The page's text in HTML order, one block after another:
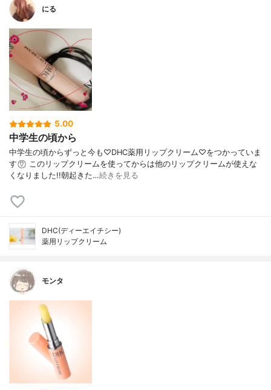
にる
5.00
中学生の頃から
中学生の頃からずっと今も♡DHC薬用リップクリーム♡をつかっていま
す ⍢⃝ このリップクリームを使ってからは他のリップクリームが使えな
くなりました!!朝起きた…続きを見る
DHC(ディーエイチシー)
薬用リップクリーム
モンタ